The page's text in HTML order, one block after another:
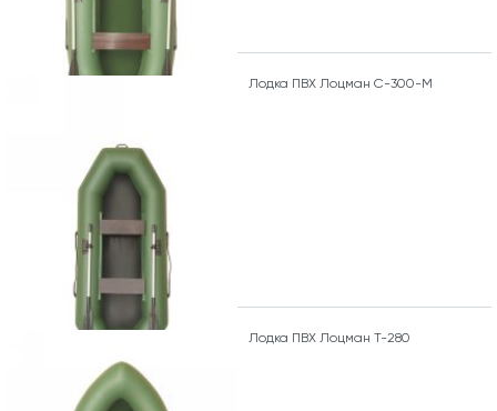
Лодка ПВХ Лоцман С-300-М
Лодка ПВХ Лоцман Т-280